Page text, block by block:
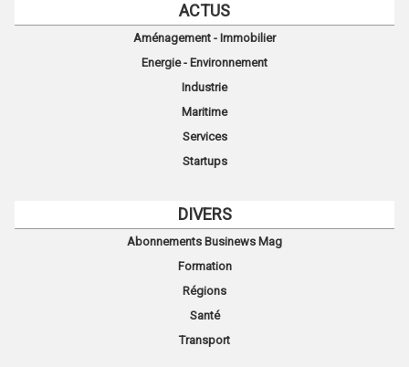
ACTUS
Aménagement - Immobilier
Energie - Environnement
Industrie
Maritime
Services
Startups
DIVERS
Abonnements Businews Mag
Formation
Régions
Santé
Transport